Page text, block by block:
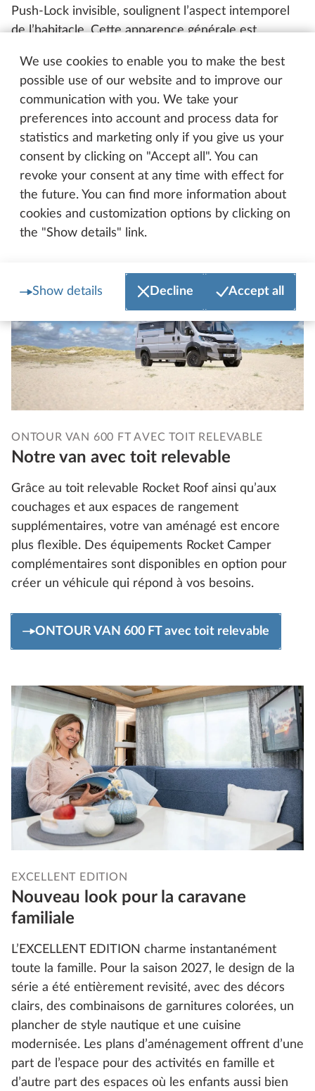
We use cookies to enable you to make the best
possible use of our website and to improve our
communication with you. We take your
preferences into account and process data for
statistics and marketing only if you give us your
consent by clicking on "Accept all". You can
revoke your consent at any time with effect for
the future. You can find more information about
cookies and customization options by clicking on
the "Show details" link.
Show details Decline Accept all
Push-Lock invisible, soulignent l’aspect intemporel
de l’habitacle. Cette apparence générale est
de bateau, un point fort qu’on trouvait déjà dans le
PRESTIGE VAN. Les nouvelles bandes contrastantes
en rouge foncé à l’extérieur y mettent un point
d’orgue marquant. Déjà de loin, il a une allure
sportive et élégante.
En savoir plus sur le modèle PRESTIGE T
ONTOUR VAN 600 FT AVEC TOIT RELEVABLE
Notre van avec toit relevable
Grâce au toit relevable Rocket Roof ainsi qu’aux
couchages et aux espaces de rangement
supplémentaires, votre van aménagé est encore
plus flexible. Des équipements Rocket Camper
complémentaires sont disponibles en option pour
créer un véhicule qui répond à vos besoins.
ONTOUR VAN 600 FT avec toit relevable
EXCELLENT EDITION
Nouveau look pour la caravane
familiale
L’EXCELLENT EDITION charme instantanément
toute la famille. Pour la saison 2027, le design de la
série a été entièrement revisité, avec des décors
clairs, des combinaisons de garnitures colorées, un
plancher de style nautique et une cuisine
modernisée. Les plans d’aménagement offrent d’une
part de l’espace pour des activités en famille et
d’autre part des espaces où les enfants aussi bien